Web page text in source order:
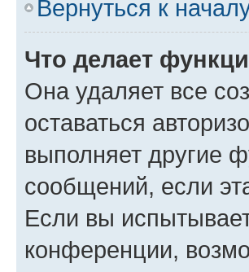
Вернуться к
Что делает
Она удаляет все
оставаться
выполняет другие
сообщений, если
Если вы
конференции,